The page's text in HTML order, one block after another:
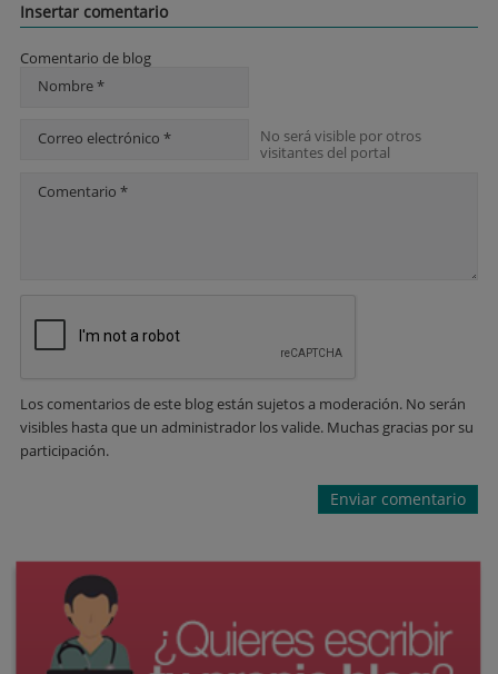
Insertar comentario
Comentario de blog
Nombre *
Correo electrónico *
No será visible por otros
visitantes del portal
Comentario *
Los comentarios de este blog están sujetos a moderación. No serán
visibles hasta que un administrador los valide. Muchas gracias por su
participación.